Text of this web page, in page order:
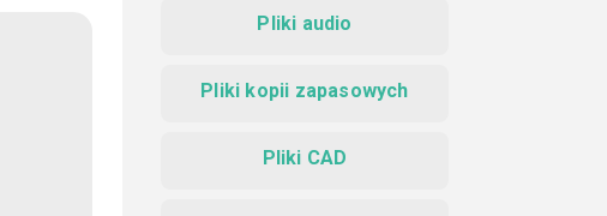
Pliki audio
Pliki kopii zapasowych
Pliki CAD